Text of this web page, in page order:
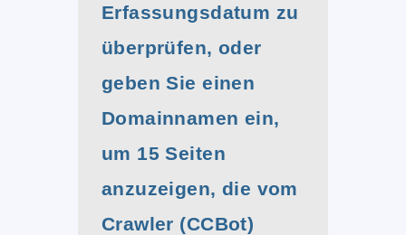
Erfassungsdatum zu
überprüfen, oder
geben Sie einen
Domainnamen ein,
um 15 Seiten
anzuzeigen, die vom
Crawler (CCBot)